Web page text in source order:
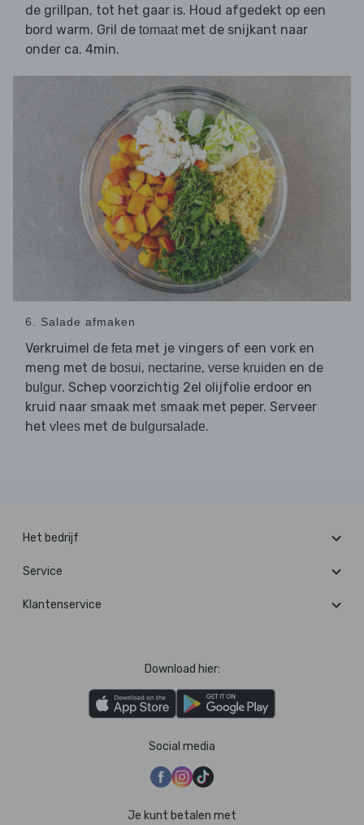
de grillpan, tot het gaar is. Houd afgedekt op een
bord warm. Gril de tomaatmet de snijkant naar
onder ca. 4min.
6. Salade afmaken
Verkruimel de feta met je vingers of een vork en
meng met de bosui, nectarine, verse kruiden en de
bulgur. Schep voorzichtig 2el olijfolie erdoor en
kruid naar smaak met smaak met peper. Serveer
het vlees met de bulgursalade.
Het bedrijf
Service
Klantenservice
Download hier:
Social media
Je kunt betalen met